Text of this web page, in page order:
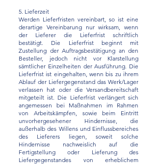
5. Lieferzeit
Werden Lieferfristen vereinbart, so ist eine
derartige Vereinbarung nur wirksam, wenn
der Lieferer die Lieferfrist schriftlich
bestätigt. Die Lieferfrist beginnt mit
Zustellung der Auftragsbestätigung an den
Besteller, jedoch nicht vor Klarstellung
sämtlicher Einzelheiten der Ausführung. Die
Lieferfrist ist eingehalten, wenn bis zu ihrem
Ablauf der Liefergegenstand das Werk/Lager
verlassen hat oder die Versandbereitschaft
mitgeteilt ist. Die Lieferfrist verlängert sich
angemessen bei Maßnahmen im Rahmen
von Arbeitskämpfen, sowie beim Eintritt
unvorhergesehener Hindernisse, die
außerhalb des Willens und Einflussbereiches
des Lieferers liegen, soweit solche
Hindernisse nachweislich auf die
Fertigstellung oder Lieferung des
Liefergegenstandes von erheblichem